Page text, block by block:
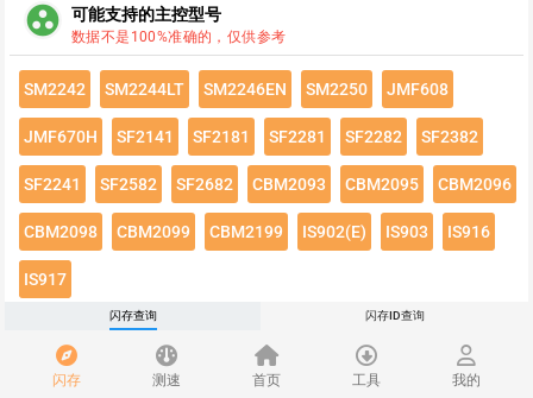
闪存 测速 首页 工具 我的
group_work 可能支持的主控型号
数据不是100%准确的，仅供参考
SM2242 SM2244LT SM2246EN SM2250 JMF608
JMF670H SF2141 SF2181 SF2281 SF2282 SF2382
SF2241 SF2582 SF2682 CBM2093 CBM2095 CBM2096
CBM2098 CBM2099 CBM2199 IS902(E) IS903 IS916
IS917
点击绿色按钮有惊喜哦~
闪存速度
闪存查询 闪存ID查询